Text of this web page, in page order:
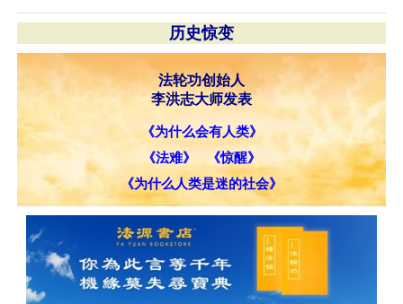
历史惊变
法轮功创始人
李洪志大师发表
《为什么会有人类》
《法难》
《惊醒》
《为什么人类是迷的社会》